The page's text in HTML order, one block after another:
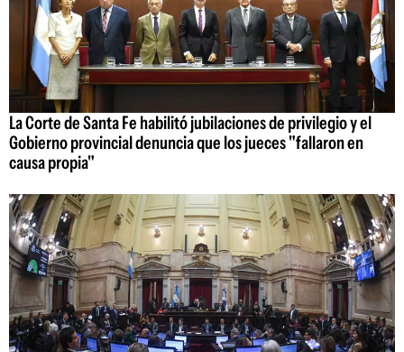
La Corte de Santa Fe habilitó jubilaciones de privilegio y el
Gobierno provincial denuncia que los jueces "fallaron en
causa propia"